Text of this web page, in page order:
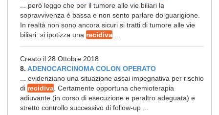
... però leggo che per il tumore alle vie biliari la
sopravvivenza é bassa e non sento parlare do guarigione.
In realtà non sono ancora sicuri si tratti di tumore alle vie
biliari: si ipotizza una recidiva
Creato il 28 Ottobre 2018
8. ADENOCARCINOMA COLON OPERATO
... evidenziano una situazione assai impegnativa per rischio
di recidiva . Certamente opportuna chemioterapia
adiuvante (in corso di esecuzione e peraltro adeguata) e
stretto controllo successivo di follow-up ...